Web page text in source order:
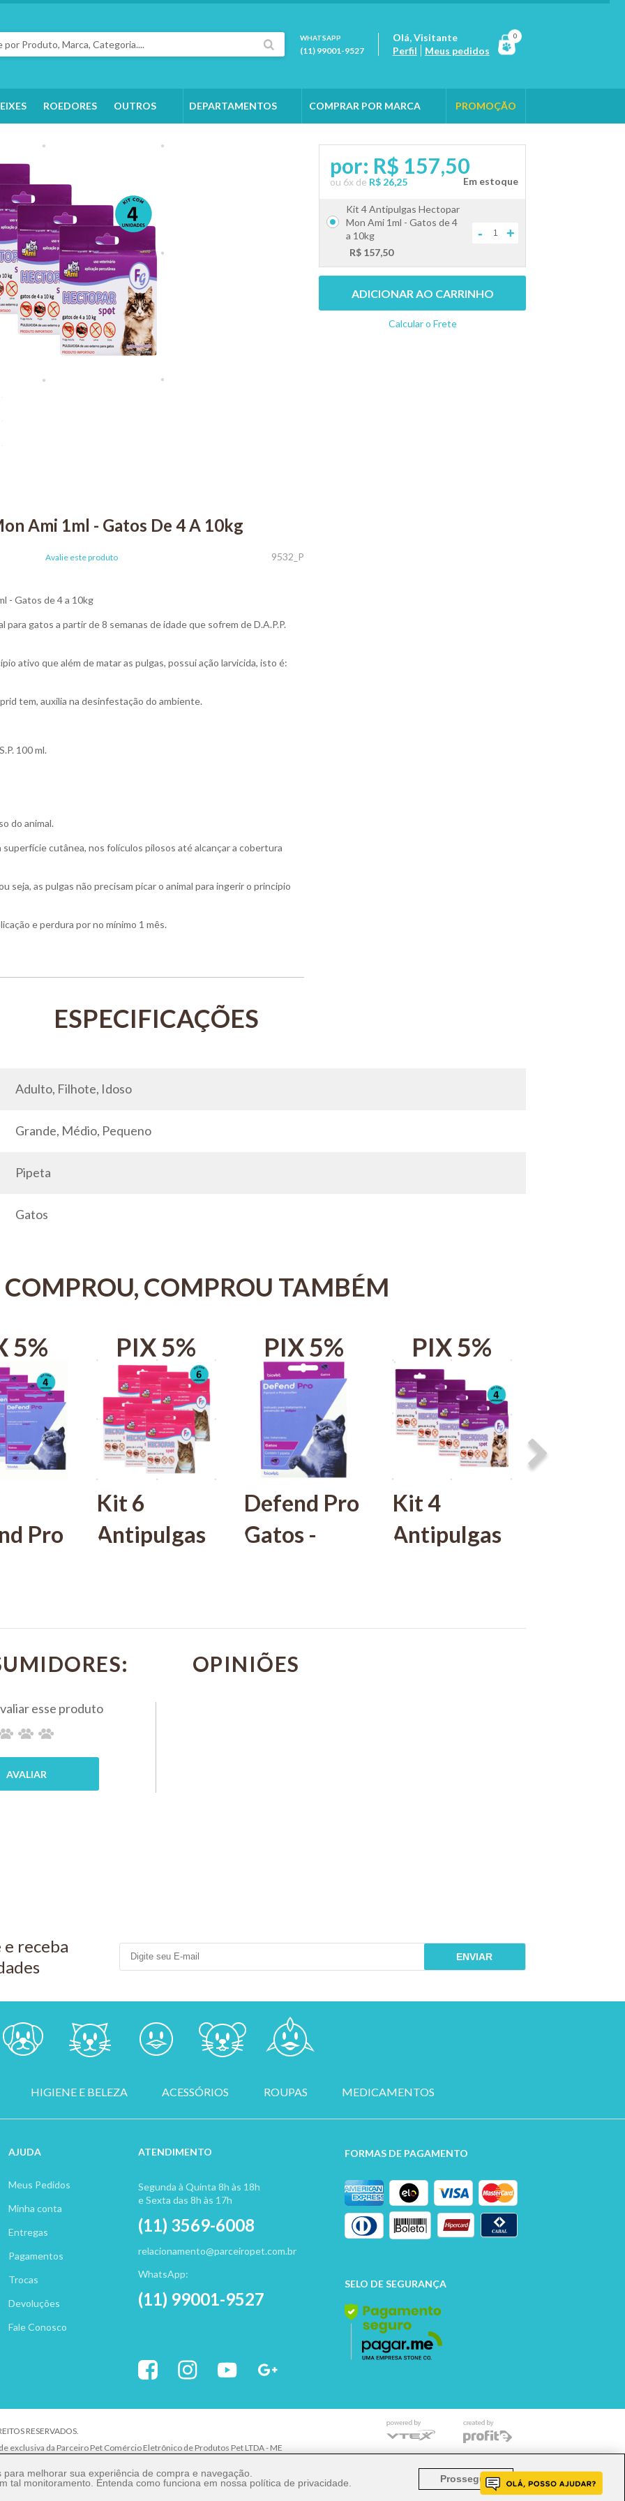
WHATSAPP
(11) 99001-9527
Olá,Visitante
Perfil
Meus pedidos
0
ROEDORES OUTROS DEPARTAMENTOS COMPRAR POR MARCA PROMOÇÃO
Ami 1ml - Gatos De 4 A 10kg
Avalie este produto 9532_P
- Gatos de 4 a 10kg
gatos a partir de 8 semanas de idade que sofrem de D.A.P.P.
ativo que além de matar as pulgas, possui ação larvicida, isto é:
tem, auxilia na desinfestação do ambiente.
100 ml.
do animal.
cutânea, nos folículos pilosos até alcançar a cobertura
as pulgas não precisam picar o animal para ingerir o principio
e perdura por no mínimo 1 mês.
por: R$ 157,50
ou 6x de R$ 26,25
Kit 4 Antipulgas Hectopar
Mon Ami 1ml - Gatos de 4
a 10kg
R$ 157,50
- +
ADICIONAR AO CARRINHO
Calcular o Frete
Adulto, Filhote, Idoso
Grande, Médio, Pequeno
Pipeta
Gatos
COMPROU TAMBÉM
5%
Pro
PIX 5%
Kit 6
Antipulgas
0,4ml -
Gatos de 1
MON-AMI
PIX 5%
Defend Pro
Gatos -
PIX 5%
COMPRAR
PIX 5%
Kit 4
Antipulgas
1ml - Gatos
e receba
ENVIAR
HIGIENE E BELEZA ACESSÓRIOS ROUPAS MEDICAMENTOS
AJUDA
Meus Pedidos
Minha conta
Entregas
Pagamentos
Trocas
Devoluções
Fale Conosco
ATENDIMENTO
Segunda à Quinta 8h às 18h
e Sexta das 8h às 17h
(11) 3569-6008
relacionamento@parceiropet.com.br
WhatsApp:
(11) 99001-9527
FORMAS DE PAGAMENTO
SELO DE SEGURANÇA
RESERVADOS.
exclusiva da Parceiro Pet Comércio Eletrônico de Produtos Pet LTDA - ME
melhorar sua experiência de compra e navegação.
tal monitoramento. Entenda como funciona em nossa política de privacidade Prosseguir